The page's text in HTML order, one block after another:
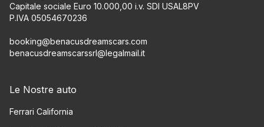
Capitale sociale Euro 10.000,00 i.v. SDI USAL8PV
P.IVA 05054670236
booking@benacusdreamscars.com
benacusdreamscarssrl@legalmail.it
Le Nostre auto
Ferrari California